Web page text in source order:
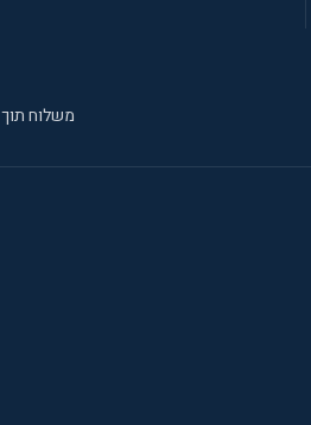
משלוח תוך 7 ימי עסקים למעט לאזורים מרוחקים ומחוץ לקו הירוק